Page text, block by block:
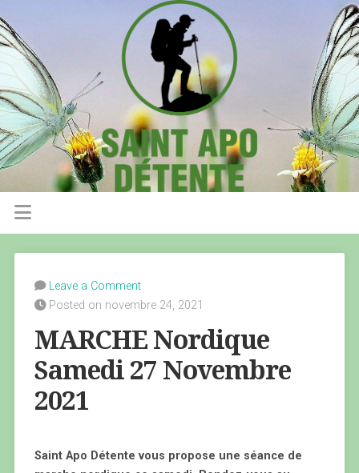
Leave a Comment
Posted on novembre 24, 2021
MARCHE Nordique
Samedi 27 Novembre
2021
Saint Apo Détente vous propose une séance de